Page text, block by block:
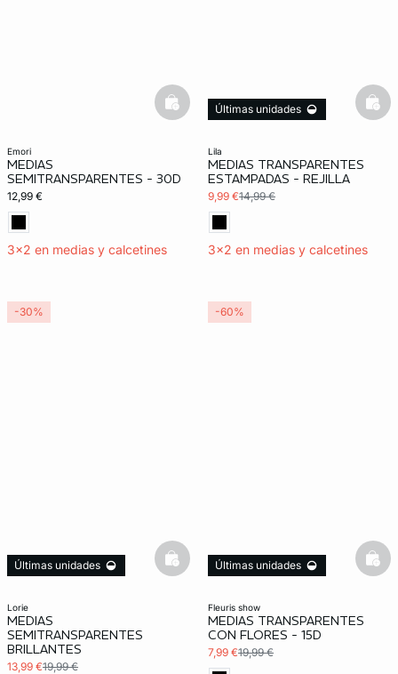
emori
MEDIAS
SEMITRANSPARENTES - 30D
12,99 €
3x2 en medias y calcetines
basketfull
lila
MEDIAS TRANSPARENTES
ESTAMPADAS - REJILLA
9,99 €14,99 €
3x2 en medias y calcetines
Últimas unidades
lorie
MEDIAS
SEMITRANSPARENTES
BRILLANTES
13,99 €19,99 €
Últimas unidades basketfull
-30%
fleuris show
MEDIAS TRANSPARENTES
CON FLORES - 15D
7,99 €19,99 €
Últimas unidades
-60%